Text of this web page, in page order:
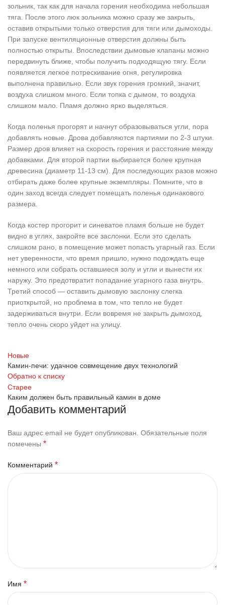
зольник, так как для начала горения необходима небольшая
тяга. После этого люк зольника можно сразу же закрыть,
оставив открытыми только отверстия для тяги или дымоходы.
При запуске вентиляционные отверстия должны быть
полностью открыты. Впоследствии дымовые клапаны можно
передвинуть ближе, чтобы получить подходящую тягу. Если
появляется легкое потрескивание огня, регулировка
выполнена правильно. Если звук горения громкий, значит,
воздуха слишком много. Если топка с дымом, то воздуха
слишком мало. Пламя должно ярко выделяться.
Когда поленья прогорят и начнут образовываться угли, пора
добавлять новые. Дрова добавляются партиями по 2-3 штуки.
Размер дров влияет на скорость горения и расстояние между
добавками. Для второй партии выбирается более крупная
древесина (диаметр 11-13 см). Для последующих разов можно
отбирать даже более крупные экземпляры. Помните, что в
один заход всегда следует помещать поленья одинакового
размера.
Когда костер прогорит и синеватое пламя больше не будет
видно в углях, закройте все заслонки. Если это сделать
слишком рано, в помещение может попасть угарный газ. Если
нет уверенности, что время пришло, нужно подождать еще
немного или собрать оставшиеся золу и угли и вынести их
наружу. Это предотвратит попадание угарного газа внутрь.
Третий способ — оставить дымовую заслонку слегка
приоткрытой, но проблема в том, что тепло не будет
задерживаться внутри. Если вовремя не закрыть дымоход,
тепло очень скоро уйдет на улицу.
Новые
Камин-печи: удачное совмещение двух технологий
Обратно к списку
Старее
Каким должен быть правильный камин в доме
Добавить комментарий
Ваш адрес email не будет опубликован. Обязательные поля
помечены *
Комментарий *
Имя *